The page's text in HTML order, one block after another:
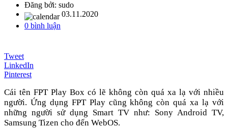
Đăng bởi: sudo
03.11.2020
0 bình luận
Tweet
LinkedIn
Pinterest
Cái tên FPT Play Box có lẽ không còn quá xa lạ với nhiều
người. Ứng dụng FPT Play cũng không còn quá xa lạ với
những người sử dụng Smart TV như: Sony Android TV,
Samsung Tizen cho đến WebOS.